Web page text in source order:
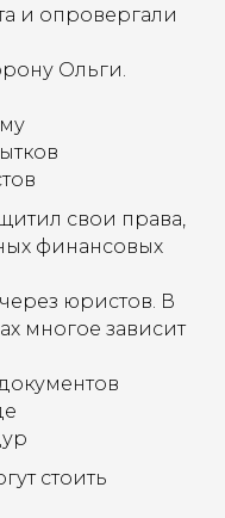
и опровергали
Ольги.
свои права,
финансовых
юристов. В
многое зависит
стоить